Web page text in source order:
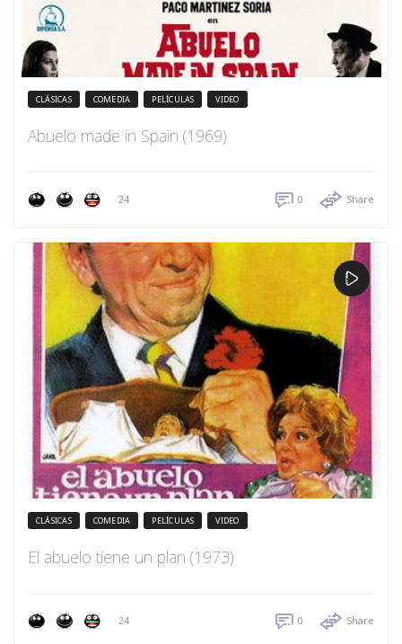
CLÁSICAS COMEDIA PELÍCULAS VIDEO
Abuelo made in Spain (1969)
24 0 Share
CLÁSICAS COMEDIA PELÍCULAS VIDEO
El abuelo tiene un plan (1973)
24 0 Share